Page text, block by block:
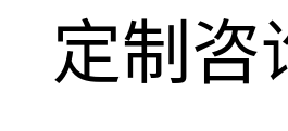
定制咨